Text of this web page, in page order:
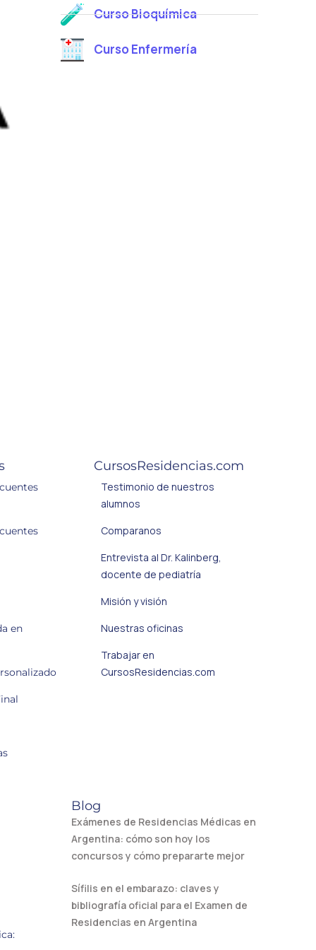
Curso Bioquímica
Curso Enfermería
en
CursosResidencias.com
Testimonio de nuestros
alumnos
Comparanos
Entrevista al Dr. Kalinberg,
docente de pediatría
Misión y visión
Nuestras oficinas
Trabajar en
CursosResidencias.com
Blog
Exámenes de Residencias Médicas en
Argentina: cómo son hoy los
concursos y cómo prepararte mejor
Sífilis en el embarazo: claves y
bibliografía oficial para el Examen de
Residencias en Argentina